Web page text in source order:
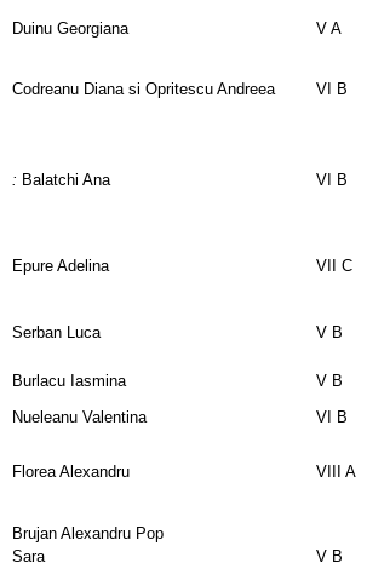
Duinu Georgiana
V A
Codreanu Diana si Opritescu Andreea VI B
: Balatchi Ana VI B
Epure Adelina VII C
Serban Luca V B
Burlacu Iasmina
V B
Nueleanu Valentina
VI B
Florea Alexandru VIII A
Brujan Alexandru Pop
Sara V B